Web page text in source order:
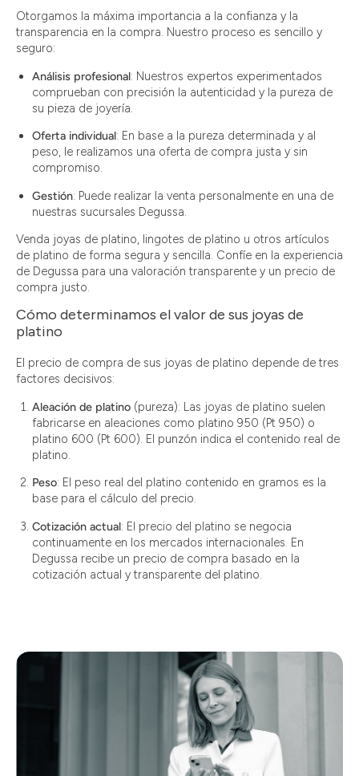
Otorgamos la máxima importancia a la confianza y la
transparencia en la compra. Nuestro proceso es sencillo y
seguro:
Análisis profesional: Nuestros expertos experimentados
comprueban con precisión la autenticidad y la pureza de
su pieza de joyería.
Oferta individual: En base a la pureza determinada y al
peso, le realizamos una oferta de compra justa y sin
compromiso.
Gestión: Puede realizar la venta personalmente en una de
nuestras sucursales Degussa.
Venda joyas de platino, lingotes de platino u otros artículos
de platino de forma segura y sencilla. Confíe en la experiencia
de Degussa para una valoración transparente y un precio de
compra justo.
Cómo determinamos el valor de sus joyas de
platino
El precio de compra de sus joyas de platino depende de tres
factores decisivos:
Aleación de platino (pureza): Las joyas de platino suelen
fabricarse en aleaciones como platino 950 (Pt 950) o
platino 600 (Pt 600). El punzón indica el contenido real de
platino.
Peso: El peso real del platino contenido en gramos es la
base para el cálculo del precio.
Cotización actual: El precio del platino se negocia
continuamente en los mercados internacionales. En
Degussa recibe un precio de compra basado en la
cotización actual y transparente del platino.